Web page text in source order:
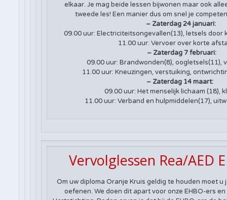
elkaar. Je mag beide lessen bijwonen maar ook
tweede les! Een manier dus om snel je
– Zaterdag 24 januari:
09.00 uur: Electriciteitsongevallen(13), letsels door
11.00 uur: Vervoer over korte
– Zaterdag 7 februari:
09.00 uur: Brandwonden(8), oogletsels(11),
11.00 uur: Kneuzingen, verstuiking,
– Zaterdag 14 maart:
09.00 uur: Het menselijk lichaam (18),
11.00 uur: Verband en hulpmiddelen(17),
Vervolglessen Rea/AED
Om uw diploma Oranje Kruis geldig te houden moet
oefenen. We doen dit apart voor onze EHBO-ers